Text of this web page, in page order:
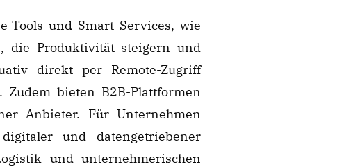
Tools und Smart Services, wie
die Produktivität steigern und
direkt per Remote-Zugriff
bieten B2B-Plattformen
Anbieter. Für Unternehmen
und datengetriebener
und unternehmerischen